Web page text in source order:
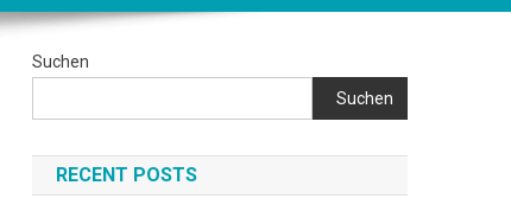
Suchen
Suchen
RECENT POSTS